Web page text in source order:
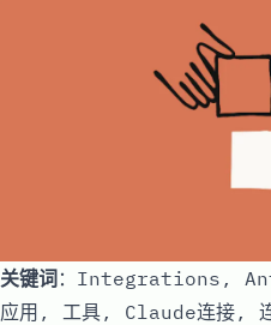
关键词：Integrations,
应用, 工具, Claude连接,